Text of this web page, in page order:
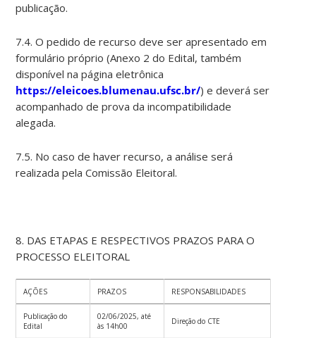
publicação.
7.4. O pedido de recurso deve ser apresentado em
formulário próprio (Anexo 2 do Edital, também
disponível na página eletrônica
https://eleicoes.blumenau.ufsc.br/) e deverá ser
acompanhado de prova da incompatibilidade
alegada.
7.5. No caso de haver recurso, a análise será
realizada pela Comissão Eleitoral.
8. DAS ETAPAS E RESPECTIVOS PRAZOS PARA O
PROCESSO ELEITORAL
AÇÕES PRAZOS RESPONSABILIDADES
Publicação do
Edital
02/06/2025, até
às 14h00
Direção do CTE